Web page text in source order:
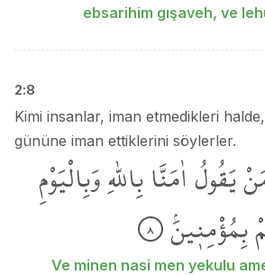
ebsarihim gışaveh, ve
2:8
Kimi insanlar, iman etmedikleri
gününe iman ettiklerini söylerler.
يَقُولُاٰمَنَّابِاللّٰهِوَبِالْيَوْمِ
بِمُؤْمِن۪ينَۢ ٨
Ve minen nasi men yekulu